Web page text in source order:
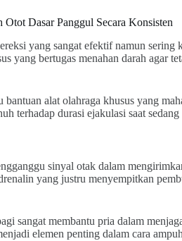
Dasar Panggul Secara Konsisten
yang sangat efektif namun sering
yang bertugas menahan darah agar
alat olahraga khusus yang
terhadap durasi ejakulasi saat
sinyal otak dalam
yang justru menyempitkan
sangat membantu pria dalam
elemen penting dalam cara